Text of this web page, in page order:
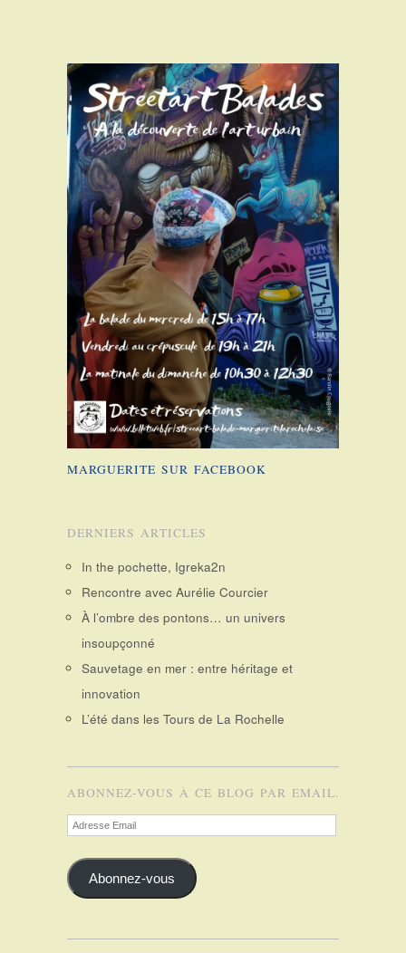
MARGUERITE SUR FACEBOOK
DERNIERS ARTICLES
In the pochette, Igreka2n
Rencontre avec Aurélie Courcier
À l’ombre des pontons… un univers
insoupçonné
Sauvetage en mer : entre héritage et
innovation
L’été dans les Tours de La Rochelle
ABONNEZ-VOUS À CE BLOG PAR EMAIL.
Adresse
Email
Abonnez-vous